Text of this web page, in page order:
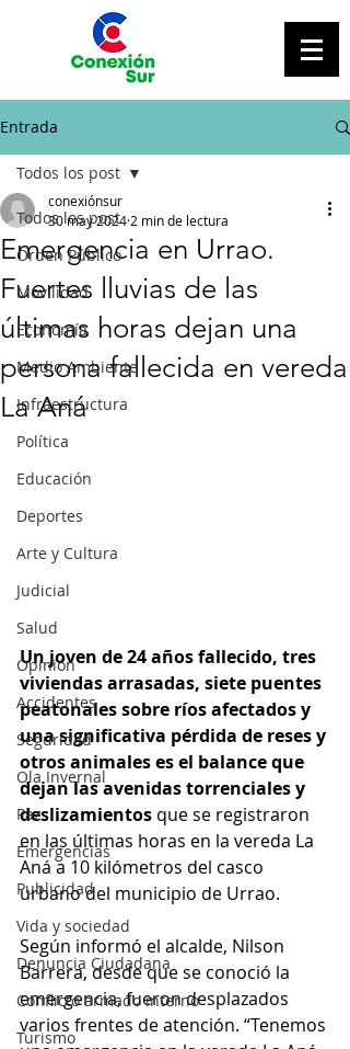
Entrada
Todos los post
Orden Público
Movilidad
Economía
Medio Ambiente
Infraestructura
Política
Educación
Deportes
Arte y Cultura
Judicial
Salud
Opinión
Accidentes
Seguridad
Ola Invernal
Paz
Emergencias
Publicidad
Vida y sociedad
Denuncia Ciudadana
Conflicto armado interno
Turismo
Todos los post
Emergencia en Urrao.
Fuertes lluvias de las
últimas horas dejan una
persona fallecida en vereda
La Aná
conexiónsur
30 may 2024 2 min de lectura
Un joven de 24 años fallecido, tres
viviendas arrasadas, siete puentes
peatonales sobre ríos afectados y
una significativa pérdida de reses y
otros animales es el balance que
dejan las avenidas torrenciales y
deslizamientos que se registraron
en las últimas horas en la vereda La
Aná a 10 kilómetros del casco
urbano del municipio de Urrao.
Según informó el alcalde, Nilson
Barrera, desde que se conoció la
emergencia, fueron desplazados
varios frentes de atención. “Tenemos